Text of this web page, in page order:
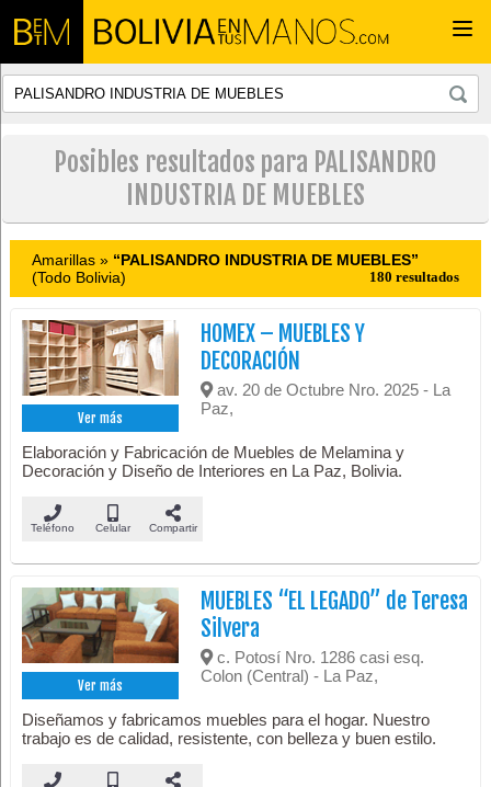
Posibles resultados para PALISANDRO
INDUSTRIA DE MUEBLES
Amarillas » “PALISANDRO INDUSTRIA DE MUEBLES”
(Todo Bolivia)
180 resultados
Ver más
HOMEX – MUEBLES Y
DECORACIÓN
av. 20 de Octubre Nro. 2025 - La
Paz,
Elaboración y Fabricación de Muebles de Melamina y
Decoración y Diseño de Interiores en La Paz, Bolivia.
Teléfono Celular Compartir
Ver más
MUEBLES “EL LEGADO” de Teresa
Silvera
c. Potosí Nro. 1286 casi esq.
Colon (Central) - La Paz,
Diseñamos y fabricamos muebles para el hogar. Nuestro
trabajo es de calidad, resistente, con belleza y buen estilo.